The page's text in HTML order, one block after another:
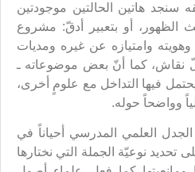
سنجد هاتين الحالتين موجودتين
أو بتعبير أدقّ: مشروع
وامتيازه عن غيره ومديات
نقاش، كما أنّ بعض موضوعاته ـ
فيها التداخل مع علومٍ أخرى،
وواضحاً حوله.
الجدل العلمي المدرسي أحياناً في
تحديد نوعيّة الجملة التي نختارها